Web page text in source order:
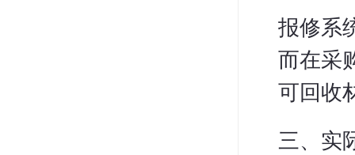
报修系
而在采
可回收
三、实